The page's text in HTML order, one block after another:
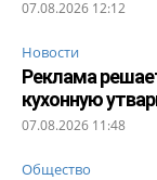
07.08.2026 12:12
Новости
Реклама
кухонную
07.08.2026 11:48
Общество